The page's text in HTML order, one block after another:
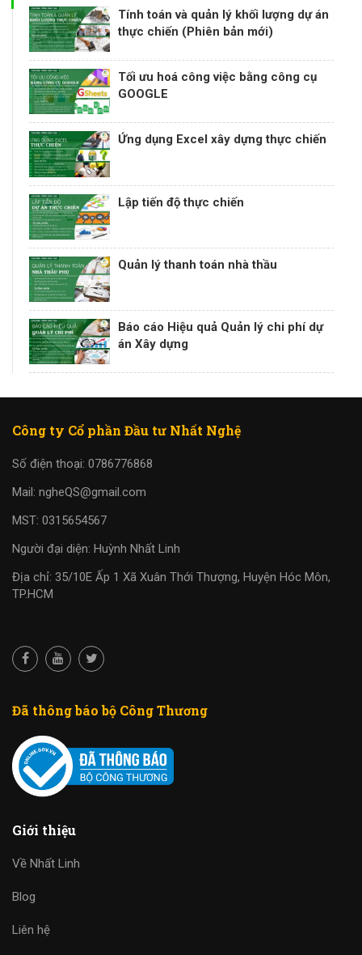
Tính toán và quản lý khối lượng dự án
thực chiến (Phiên bản mới)
Tối ưu hoá công việc bằng công cụ
GOOGLE
Ứng dụng Excel xây dựng thực chiến
Lập tiến độ thực chiến
Quản lý thanh toán nhà thầu
Báo cáo Hiệu quả Quản lý chi phí dự
án Xây dựng
Công ty Cổ phần Đầu tư Nhất Nghệ
Số điện thoại: 0786776868
Mail: ngheQS@gmail.com
MST: 0315654567
Người đại diện: Huỳnh Nhất Linh
Địa chỉ: 35/10E Ấp 1 Xã Xuân Thới Thượng, Huyện Hóc Môn,
TP.HCM
Đã thông báo bộ Công Thương
Giới thiệu
Về Nhất Linh
Blog
Liên hệ